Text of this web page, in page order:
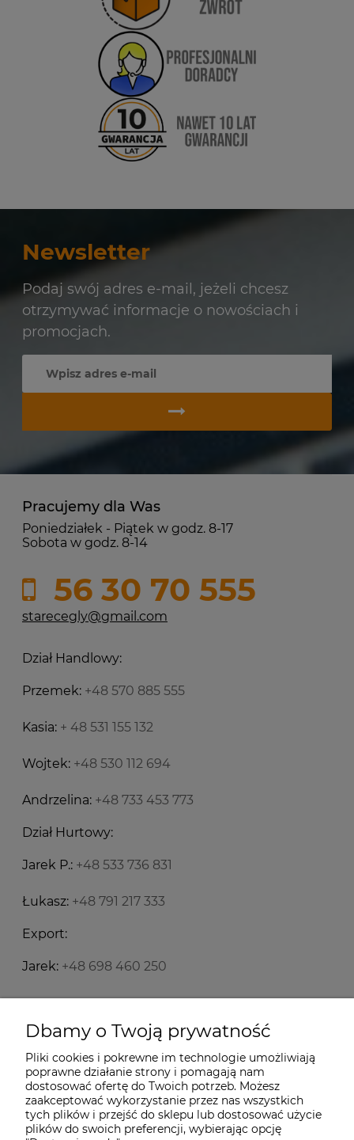
Newsletter
Podaj swój adres e-mail, jeżeli chcesz
otrzymywać informacje o nowościach i
promocjach.
Pracujemy dla Was
Poniedziałek - Piątek w godz. 8-17
Sobota w godz. 8-14
56 30 70 555
starecegly@gmail.com
Dział Handlowy:
Przemek: +48 570 885 555
Kasia: + 48 531 155 132
Wojtek: +48 530 112 694
Andrzelina: +48 733 453 773
Dział Hurtowy:
Jarek P.: +48 533 736 831
Łukasz: +48 791 217 333
Export:
Jarek: +48 698 460 250
Starecegly.com
Płatności i dostawa
Moje konto
Dbamy o Twoją prywatność
Pliki cookies i pokrewne im technologie umożliwiają
poprawne działanie strony i pomagają nam
dostosować ofertę do Twoich potrzeb. Możesz
zaakceptować wykorzystanie przez nas wszystkich
tych plików i przejść do sklepu lub dostosować użycie
plików do swoich preferencji, wybierając opcję